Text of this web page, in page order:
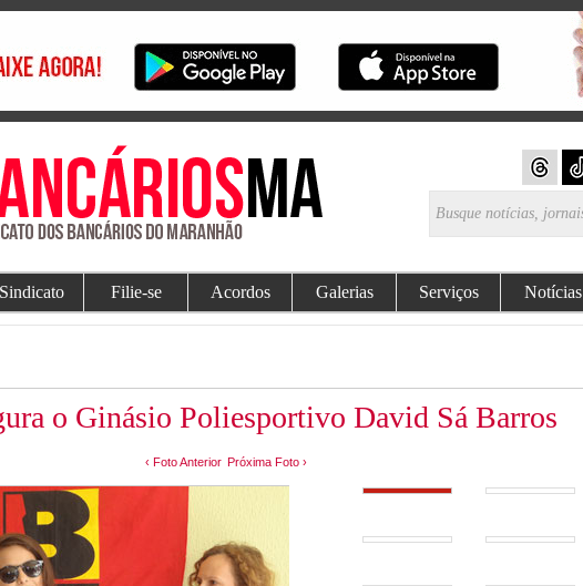
Sindicato Filie-se Acordos Galerias Serviços Notícias
o Ginásio Poliesportivo David Sá Barros
‹ Foto Anterior Próxima Foto ›